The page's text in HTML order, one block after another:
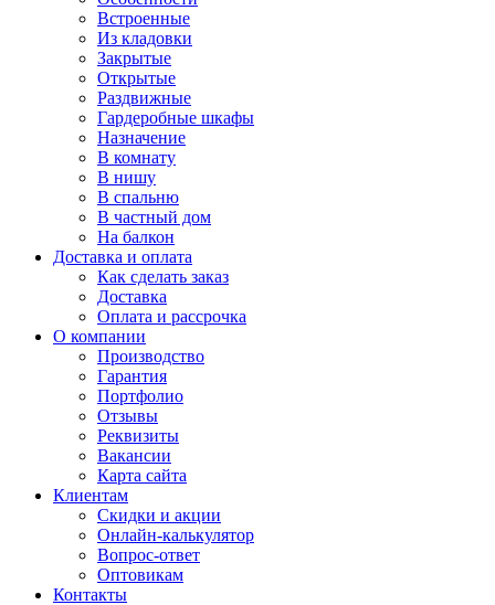
Встроенные
Из кладовки
Закрытые
Открытые
Раздвижные
Гардеробные шкафы
Назначение
В комнату
В нишу
В спальню
В частный дом
На балкон
Доставка и оплата
Как сделать заказ
Доставка
Оплата и рассрочка
О компании
Производство
Гарантия
Портфолио
Отзывы
Реквизиты
Вакансии
Карта сайта
Клиентам
Скидки и акции
Онлайн-калькулятор
Вопрос-ответ
Оптовикам
Контакты